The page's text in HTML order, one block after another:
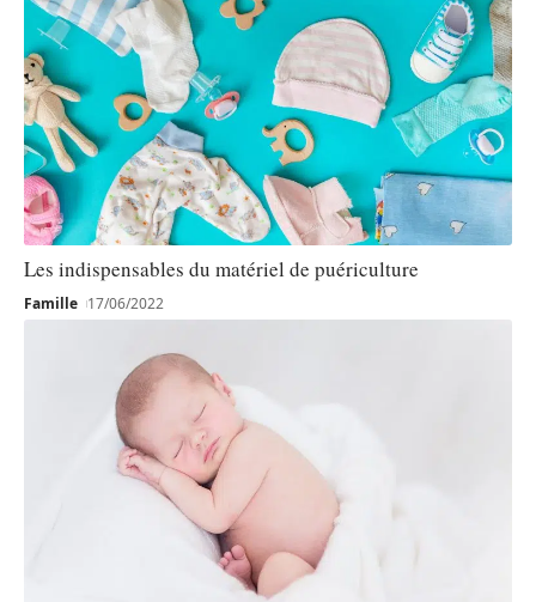
Les indispensables du matériel de puériculture
Famille 17/06/2022